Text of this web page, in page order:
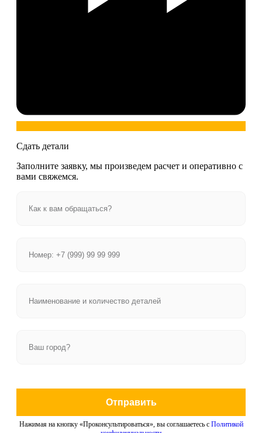
Сдать детали
Заполните заявку, мы произведем расчет и оперативно с
вами свяжемся.
Отправить
Нажимая на кнопку «Проконсультироваться», вы соглашаетесь с Политикой